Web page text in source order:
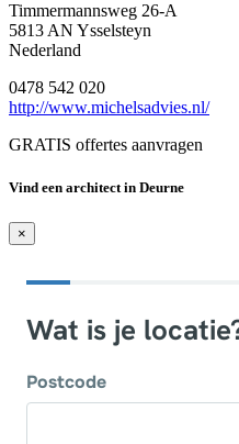
Timmermannsweg 26-A
5813 AN Ysselsteyn
Nederland
0478 542 020
http://www.michelsadvies.nl/
GRATIS offertes aanvragen
Vind een architect in Deurne
×